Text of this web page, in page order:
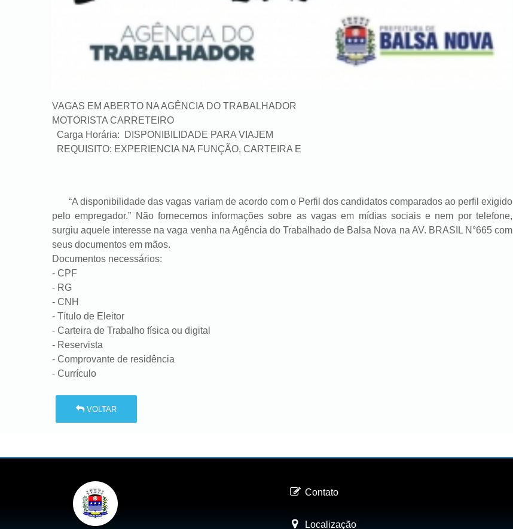
VAGAS EM ABERTO NA AGÊNCIA DO TRABALHADOR
MOTORISTA CARRETEIRO
Carga Horária: DISPONIBILIDADE PARA VIAJEM
REQUISITO: EXPERIENCIA NA FUNÇÃO, CARTEIRA E
“A disponibilidade das vagas variam de acordo com o Perfil dos candidatos comparados ao perfil exigido
pelo empregador.” Não fornecemos informações sobre as vagas em mídias sociais e nem por telefone,
surgiu aquele interesse na vaga venha na Agência do Trabalhado de Balsa Nova na AV. BRASIL N°665 com
seus documentos em mãos.
Documentos necessários:
- CPF
- RG
- CNH
- Título de Eleitor
- Carteira de Trabalho física ou digital
- Reservista
- Comprovante de residência
- Currículo
VOLTAR
Contato
Localização